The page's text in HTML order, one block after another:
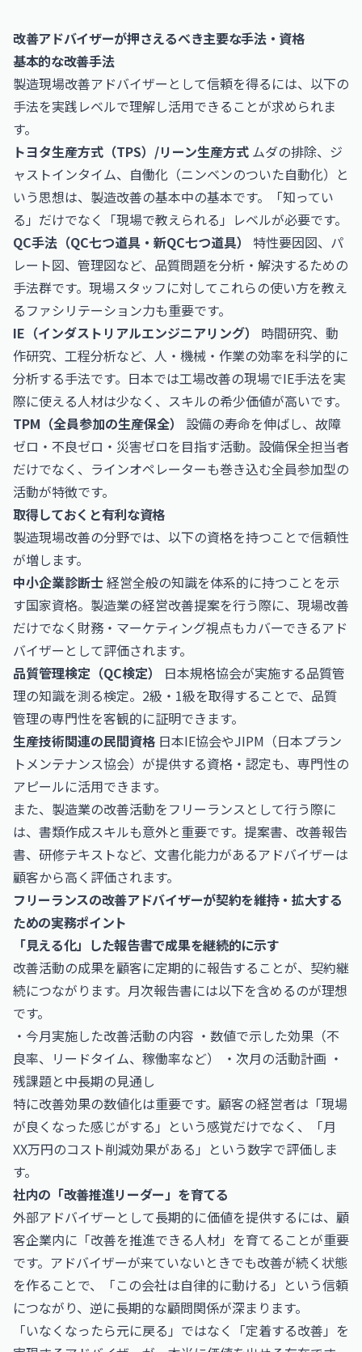
改善アドバイザーが押さえるべき主要な手法・資格
基本的な改善手法
製造現場改善アドバイザーとして信頼を得るには、以下の
手法を実践レベルで理解し活用できることが求められま
す。
トヨタ生産方式（TPS）/リーン生産方式 ムダの排除、ジ
ャストインタイム、自働化（ニンベンのついた自動化）と
いう思想は、製造改善の基本中の基本です。「知ってい
る」だけでなく「現場で教えられる」レベルが必要です。
QC手法（QC七つ道具・新QC七つ道具）
特性要因図、パ
レート図、管理図など、品質問題を分析・解決するための
手法群です。現場スタッフに対してこれらの使い方を教え
るファシリテーション力も重要です。
IE（インダストリアルエンジニアリング）
時間研究、動
作研究、工程分析など、人・機械・作業の効率を科学的に
分析する手法です。日本では工場改善の現場でIE手法を実
際に使える人材は少なく、スキルの希少価値が高いです。
TPM（全員参加の生産保全）
設備の寿命を伸ばし、故障
ゼロ・不良ゼロ・災害ゼロを目指す活動。設備保全担当者
だけでなく、ラインオペレーターも巻き込む全員参加型の
活動が特徴です。
取得しておくと有利な資格
製造現場改善の分野では、以下の資格を持つことで信頼性
が増します。
中小企業診断士経営全般の知識を体系的に持つことを示
す国家資格。製造業の経営改善提案を行う際に、現場改善
だけでなく財務・マーケティング視点もカバーできるアド
バイザーとして評価されます。
品質管理検定（QC検定）
日本規格協会が実施する品質管
理の知識を測る検定。2級・1級を取得することで、品質
管理の専門性を客観的に証明できます。
生産技術関連の民間資格 日本IE協会やJIPM（日本プラン
トメンテナンス協会）が提供する資格・認定も、専門性の
アピールに活用できます。
また、製造業の改善活動をフリーランスとして行う際に
は、書類作成スキルも意外と重要です。提案書、改善報告
書、研修テキストなど、文書化能力があるアドバイザーは
顧客から高く評価されます。
フリーランスの改善アドバイザーが契約を維持・拡大する
ための実務ポイント
「見える化」した報告書で成果を継続的に示す
改善活動の成果を顧客に定期的に報告することが、契約継
続につながります。月次報告書には以下を含めるのが理想
です。
・今月実施した改善活動の内容 ・数値で示した効果（不
良率、リードタイム、稼働率など） ・次月の活動計画 ・
残課題と中長期の見通し
特に改善効果の数値化は重要です。顧客の経営者は「現場
が良くなった感じがする」という感覚だけでなく、「月
XX万円のコスト削減効果がある」という数字で評価しま
す。
社内の「改善推進リーダー」を育てる
外部アドバイザーとして長期的に価値を提供するには、顧
客企業内に「改善を推進できる人材」を育てることが重要
です。アドバイザーが来ていないときでも改善が続く状態
を作ることで、「この会社は自律的に動ける」という信頼
につながり、逆に長期的な顧問関係が深まります。
「いなくなったら元に戻る」ではなく「定着する改善」を